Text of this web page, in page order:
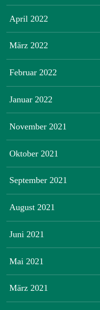
April 2022
März 2022
Februar 2022
Januar 2022
November 2021
Oktober 2021
September 2021
August 2021
Juni 2021
Mai 2021
März 2021